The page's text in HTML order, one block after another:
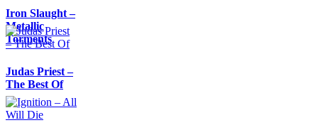
Iron Slaught –
Metallic
Torments
Judas Priest –
The Best Of